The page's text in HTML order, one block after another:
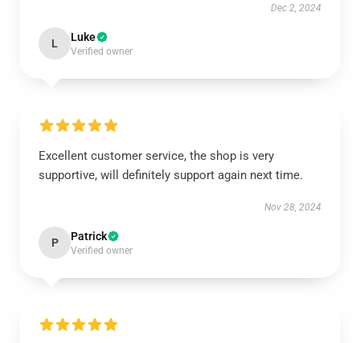
Dec 2, 2024
L Luke
Verified owner
Excellent customer service, the shop is very
supportive, will definitely support again next time.
Nov 28, 2024
P Patrick
Verified owner